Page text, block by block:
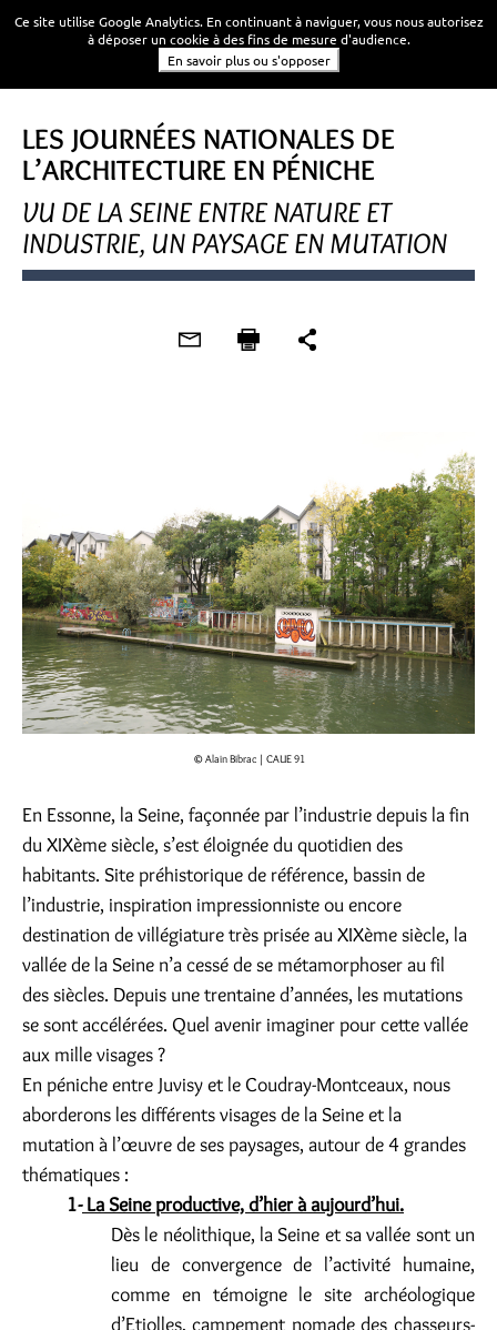
LES JOURNÉES NATIONALES DE
L’ARCHITECTURE EN PÉNICHE
VU DE LA SEINE ENTRE NATURE ET
INDUSTRIE, UN PAYSAGE EN MUTATION
© Alain Bibrac | CAUE 91
En Essonne, la Seine, façonnée par l’industrie depuis la fin
du XIXème siècle, s’est éloignée du quotidien des
habitants. Site préhistorique de référence, bassin de
l’industrie, inspiration impressionniste ou encore
destination de villégiature très prisée au XIXème siècle, la
vallée de la Seine n’a cessé de se métamorphoser au fil
des siècles. Depuis une trentaine d’années, les mutations
se sont accélérées. Quel avenir imaginer pour cette vallée
aux mille visages ?
En péniche entre Juvisy et le Coudray-Montceaux, nous
aborderons les différents visages de la Seine et la
mutation à l’œuvre de ses paysages, autour de 4 grandes
thématiques :
1-La Seine productive, d’hier à aujourd’hui.
Dès le néolithique, la Seine et sa vallée sont un
lieu de convergence de l’activité humaine,
comme en témoigne le site archéologique
d’Etiolles, campement nomade des chasseurs-
Ce site utilise Google Analytics. En continuant à naviguer, vous nous autorisez
à déposer un cookie à des fins de mesure d'audience.
En savoir plus ou s'opposer